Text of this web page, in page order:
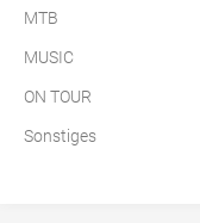
MTB
MUSIC
ON TOUR
Sonstiges